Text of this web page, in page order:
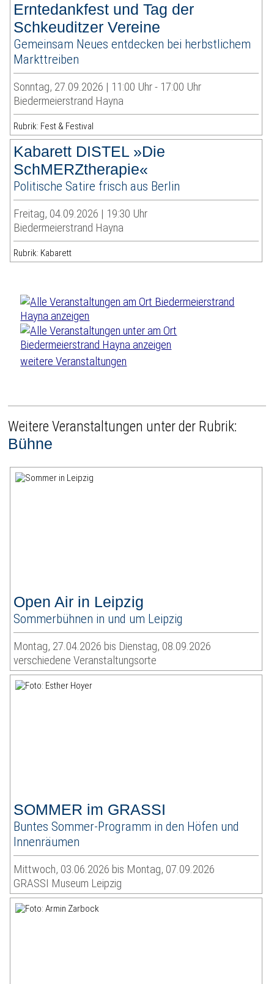
Erntedankfest und Tag der
Schkeuditzer Vereine
Gemeinsam Neues entdecken bei herbstlichem
Markttreiben
Sonntag, 27.09.2026 | 11:00 Uhr - 17:00 Uhr
Biedermeierstrand Hayna
Rubrik: Fest & Festival
Kabarett DISTEL »Die
SchMERZtherapie«
Politische Satire frisch aus Berlin
Freitag, 04.09.2026 | 19:30 Uhr
Biedermeierstrand Hayna
Rubrik: Kabarett
weitere Veranstaltungen
Weitere Veranstaltungen unter der Rubrik:
Bühne
Open Air in Leipzig
Sommerbühnen in und um Leipzig
Montag, 27.04.2026 bis Dienstag, 08.09.2026
verschiedene Veranstaltungsorte
SOMMER im GRASSI
Buntes Sommer-Programm in den Höfen und
Innenräumen
Mittwoch, 03.06.2026 bis Montag, 07.09.2026
GRASSI Museum Leipzig